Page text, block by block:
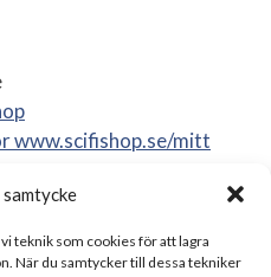
teknik som cookies för att lagra
När du samtycker till dessa tekniker
www.scifishop.se/mitt